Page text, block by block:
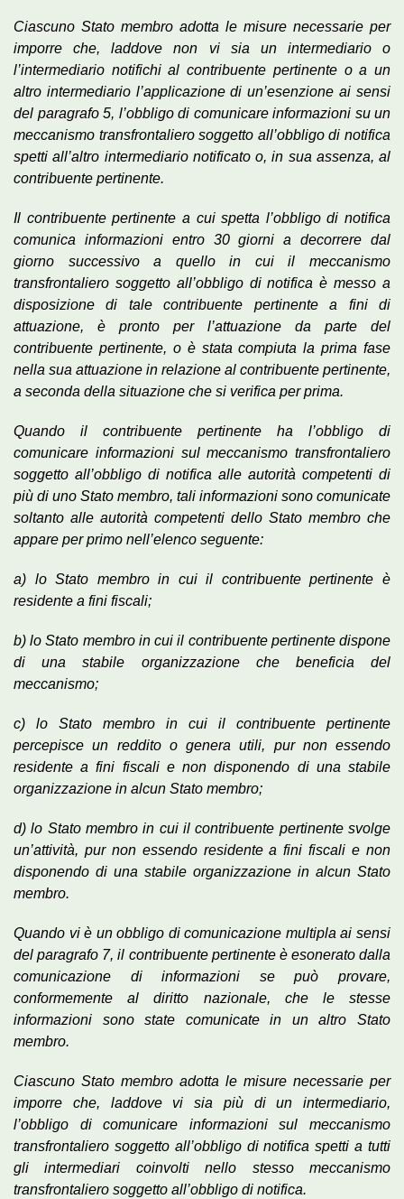
Ciascuno Stato membro adotta le misure necessarie per
imporre che, laddove non vi sia un intermediario o
l’intermediario notifichi al contribuente pertinente o a un
altro intermediario l’applicazione di un’esenzione ai sensi
del paragrafo 5, l’obbligo di comunicare informazioni su un
meccanismo transfrontaliero soggetto all’obbligo di notifica
spetti all’altro intermediario notificato o, in sua assenza, al
contribuente pertinente.
Il contribuente pertinente a cui spetta l’obbligo di notifica
comunica informazioni entro 30 giorni a decorrere dal
giorno successivo a quello in cui il meccanismo
transfrontaliero soggetto all’obbligo di notifica è messo a
disposizione di tale contribuente pertinente a fini di
attuazione, è pronto per l’attuazione da parte del
contribuente pertinente, o è stata compiuta la prima fase
nella sua attuazione in relazione al contribuente pertinente,
a seconda della situazione che si verifica per prima.
Quando il contribuente pertinente ha l’obbligo di
comunicare informazioni sul meccanismo transfrontaliero
soggetto all’obbligo di notifica alle autorità competenti di
più di uno Stato membro, tali informazioni sono comunicate
soltanto alle autorità competenti dello Stato membro che
appare per primo nell’elenco seguente:
a) lo Stato membro in cui il contribuente pertinente è
residente a fini fiscali;
b) lo Stato membro in cui il contribuente pertinente dispone
di una stabile organizzazione che beneficia del
meccanismo;
c) lo Stato membro in cui il contribuente pertinente
percepisce un reddito o genera utili, pur non essendo
residente a fini fiscali e non disponendo di una stabile
organizzazione in alcun Stato membro;
d) lo Stato membro in cui il contribuente pertinente svolge
un’attività, pur non essendo residente a fini fiscali e non
disponendo di una stabile organizzazione in alcun Stato
membro.
Quando vi è un obbligo di comunicazione multipla ai sensi
del paragrafo 7, il contribuente pertinente è esonerato dalla
comunicazione di informazioni se può provare,
conformemente al diritto nazionale, che le stesse
informazioni sono state comunicate in un altro Stato
membro.
Ciascuno Stato membro adotta le misure necessarie per
imporre che, laddove vi sia più di un intermediario,
l’obbligo di comunicare informazioni sul meccanismo
transfrontaliero soggetto all’obbligo di notifica spetti a tutti
gli intermediari coinvolti nello stesso meccanismo
transfrontaliero soggetto all’obbligo di notifica.